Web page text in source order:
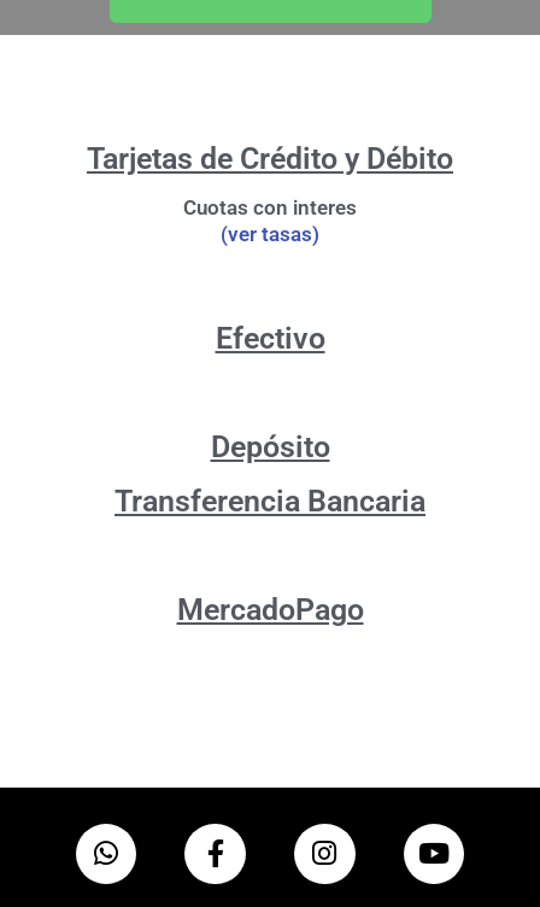
Tarjetas de Crédito y Débito
Cuotas con interes
(ver tasas)
Efectivo
Depósito
Transferencia Bancaria
MercadoPago